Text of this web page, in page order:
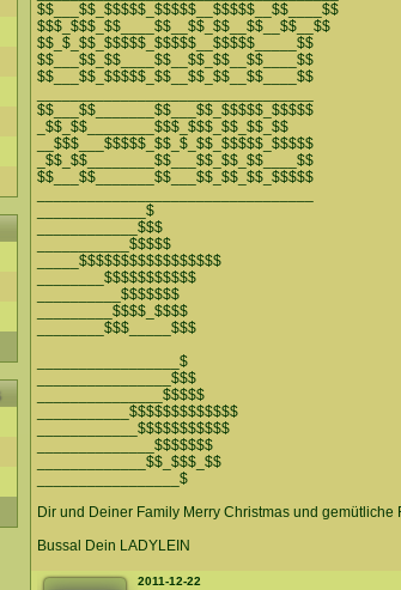
$$___$$_$$$$$_$$$$$__$$$$$__$$____$$
$$$_$$$_$$____$$__$$_$$__$$__$$__$$
$$_$_$$_$$$$$_$$$$$__$$$$$_____$$
$$___$$_$$____$$__$$_$$__$$____$$
$$___$$_$$$$$_$$__$$_$$__$$____$$
$$___$$_______$$___$$_$$$$$_$$$$$
_$$_$$________$$$_$$$_$$_$$_$$
__$$$___$$$$$_$$_$_$$_$$$$$_$$$$$
_$$_$$________$$___$$_$$_$$____$$
$$___$$_______$$___$$_$$_$$_$$$$$
_____________$
____________$$$
___________$$$$$
_____$$$$$$$$$$$$$$$$$
________$$$$$$$$$$$
__________$$$$$$$
_________$$$$_$$$$
________$$$_____$$$
_________________$
________________$$$
_______________$$$$$
___________$$$$$$$$$$$$$
____________$$$$$$$$$$$
______________$$$$$$$
_____________$$_$$$_$$
_________________$
Dir und Deiner Family Merry Christmas und gemütliche
Bussal Dein LADYLEIN
2011-12-22